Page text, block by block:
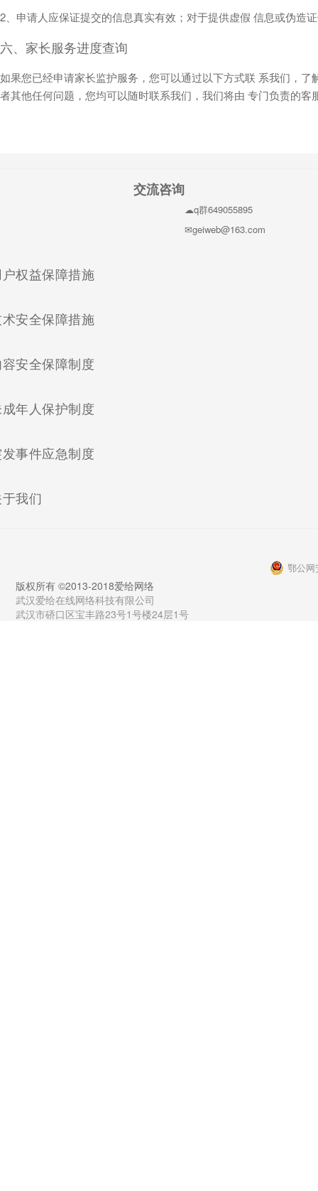
2、申请人应保证提交的信息真实有效；对于提供虚假 信息或伪造
六、家长服务进度查询
如果您已经申请家长监护服务，您可以通过以下方式联 系我们，
者其他任何问题，您均可以随时联系我们，我们将由 专门负责的
交流咨询
q群649055895
geiweb@163.com
权益保障措施(current)
安全保障措施(current)
安全保障制度
年人保护制度
事件应急制度
我们
鄂公网
版权所有 ©2013-2018爱给网络
武汉爱给在线网络科技有限公司
武汉市硚口区宝丰路23号1号楼24层1号